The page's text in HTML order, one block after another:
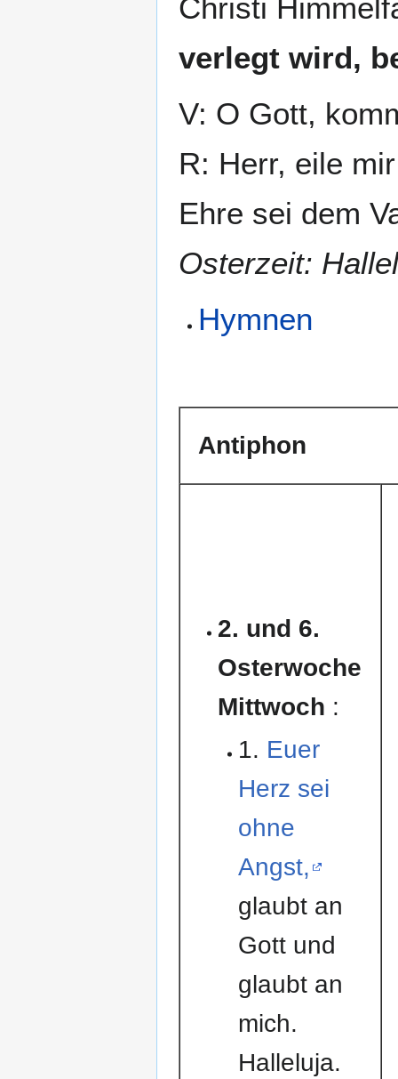
Christi
verlegt wird,
V: O Gott,
R: Herr, eile
Ehre sei dem
Osterzeit:
Hymnen
Antiphon
2. und 6.
Osterwoche
Mittwoch :
1. Euer
Herz sei
ohne
Angst,
glaubt an
Gott und
glaubt an
mich.
Halleluja.